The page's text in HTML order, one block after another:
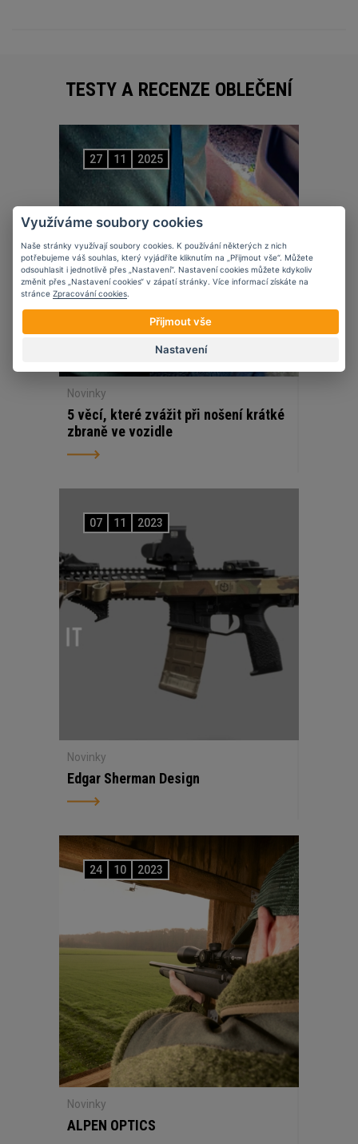
TESTY A RECENZE OBLEČENÍ
27 11 2025
Novinky
5 věcí, které zvážit při nošení krátké
zbraně ve vozidle
07 11 2023
Novinky
Edgar Sherman Design
24 10 2023
Novinky
ALPEN OPTICS
Využíváme soubory cookies
Naše stránky využívají soubory cookies. K používání některých z nich
potřebujeme váš souhlas, který vyjádříte kliknutím na „Přijmout vše“. Můžete
odsouhlasit i jednotlivě přes „Nastavení“. Nastavení cookies můžete kdykoliv
změnit přes „Nastavení cookies“ v zápatí stránky. Více informací získáte na
stránce Zpracování cookies
Přijmout vše
Nastavení